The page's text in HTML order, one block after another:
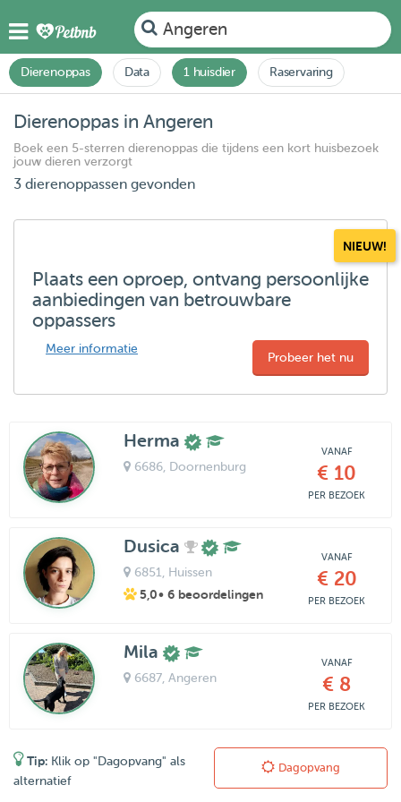
Angeren
Dierenoppas Data 1 huisdier Raservaring
Dierenoppas in Angeren
Boek een 5-sterren dierenoppas die tijdens een kort huisbezoek
jouw dieren verzorgt
3 dierenoppassen gevonden
NIEUW!
Plaats een oproep, ontvang persoonlijke
aanbiedingen van betrouwbare
oppassers
Meer informatie
Probeer het nu
Herma
6686, Doornenburg
VANAF
€ 10
PER BEZOEK
Dusica
6851 , Huissen
5,0• 6 beoordelingen
VANAF
€ 20
PER BEZOEK
Mila
6687, Angeren
VANAF
€ 8
PER BEZOEK
Tip: Klik op "Dagopvang" als
alternatief
Dagopvang